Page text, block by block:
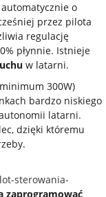
o
przez pilota
regulację
płynnie. Istnieje
w latarni.
300W)
bardzo niskiego
latarni.
dzięki któremu
sterowania-
zaprogramować